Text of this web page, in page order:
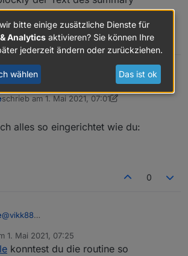
nächsten Schritt nun, ob
summary="ist die wäsche fertig".
Wenn ja, dann führt eure Aktion
aus. Bei mir wird über "speak"
eine Antwort ausgegeben (siehe
Bild). Achtung: das Kommando
muss komplett klein geschrieben
werden!
klein geschrieben ist.
0
wöhrlehast du bei der routine die
Aktion auf Stopp eingestellt? Wichtig
im blockly der Text des summary
schrieb am 1. Mai 2021, 07:01
zuletzt editiert von Christian Wöhrle
alles so eingerichtet wie du:
0
@vikk88
du:
Screenshot
1. Mai 2021, 07:25
von
konntest du die routine so
bitte einige zusätzliche Dienste für
Analytics aktivieren? Sie können Ihre
jederzeit ändern oder zurückziehen.
wählen Das ist ok